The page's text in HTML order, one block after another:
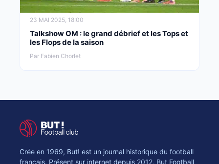
23 MAI 2025, 18:00
Talkshow OM : le grand débrief et les Tops et
les Flops de la saison
Par Fabien Chorlet
Crée en 1969, But! est un journal historique du football
français. Présent sur internet depuis 2012, But Football